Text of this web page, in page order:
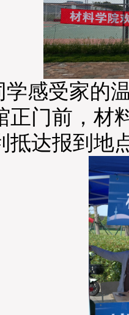
学感受家的
正门前，材
抵达报到地